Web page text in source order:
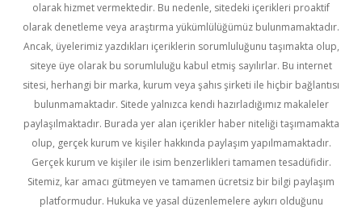
olarak hizmet vermektedir. Bu nedenle, sitedeki içerikleri proaktif
olarak denetleme veya araştırma yükümlülüğümüz bulunmamaktadır.
Ancak, üyelerimiz yazdıkları içeriklerin sorumluluğunu taşımakta olup,
siteye üye olarak bu sorumluluğu kabul etmiş sayılırlar. Bu internet
sitesi, herhangi bir marka, kurum veya şahıs şirketi ile hiçbir bağlantısı
bulunmamaktadır. Sitede yalnızca kendi hazırladığımız makaleler
paylaşılmaktadır. Burada yer alan içerikler haber niteliği taşımamakta
olup, gerçek kurum ve kişiler hakkında paylaşım yapılmamaktadır.
Gerçek kurum ve kişiler ile isim benzerlikleri tamamen tesadüfidir.
Sitemiz, kar amacı gütmeyen ve tamamen ücretsiz bir bilgi paylaşım
platformudur. Hukuka ve yasal düzenlemelere aykırı olduğunu